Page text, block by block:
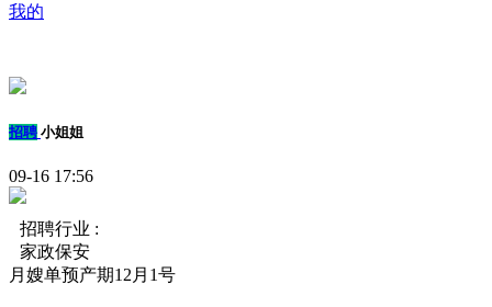
我的
招聘 小姐姐
09-16 17:56
招聘行业 :
家政保安
月嫂单预产期12月1号